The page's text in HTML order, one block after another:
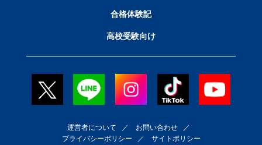
合格体験記
高校受験向け
運営者について ／ お問い合わせ／
プライバシーポリシー ／ サイトポリシー